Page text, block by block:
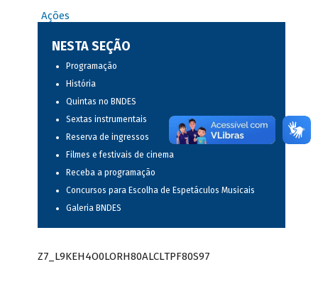
Ações
NESTA SEÇÃO
Programação
História
Quintas no BNDES
Sextas instrumentais
Reserva de ingressos
Filmes e festivais de cinema
Receba a programação
Concursos para Escolha de Espetáculos Musicais
Galeria BNDES
Z7_L9KEH4O0LORH80ALCLTPF80S97